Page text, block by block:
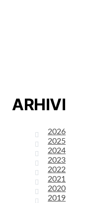
ARHIVI
2026
2025
2024
2023
2022
2021
2020
2019